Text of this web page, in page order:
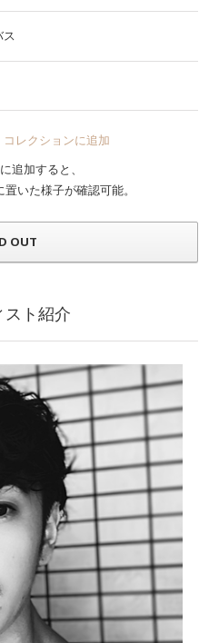
ス
レクションに追加
追加すると、
いた様子が確認可能。
OUT
スト紹介